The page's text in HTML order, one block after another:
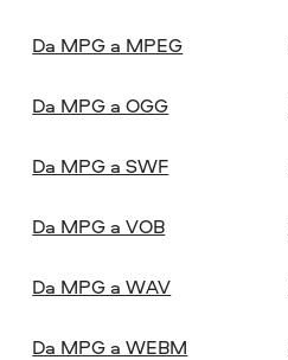
Da MPG a MPEG
Da MPG a OGG
Da MPG a SWF
Da MPG a VOB
Da MPG a WAV
Da MPG a WEBM